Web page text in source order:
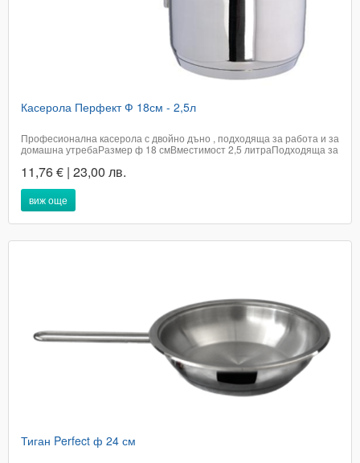
Касерола Перфект Ф 18см - 2,5л
Професионална касерола с двойно дъно , подходяща за работа и за
домашна утребаРазмер ф 18 смВместимост 2,5 литраПодходяща за
машинаНезагряваща се дръжкаЦена с вкл. ДДС​Доставката не е
включена в цената на артикула и е за...
11,76 € | 23,00 лв.
виж още
Тиган Perfect ф 24 см